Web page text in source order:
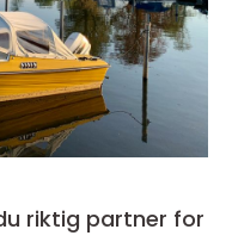
riktig partner for